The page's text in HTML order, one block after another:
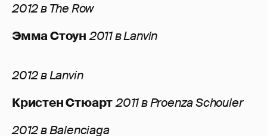
2012 в The Row
Эмма Стоун 2011 в Lanvin
2012 в Lanvin
Кристен Стюарт2011 в Proenza Schouler
2012 в Balenciaga